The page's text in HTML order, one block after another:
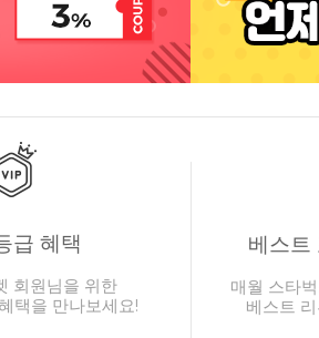
급 혜택
회원님을 위한
택을 만나보세요!
베스트
매월 스타
베스트